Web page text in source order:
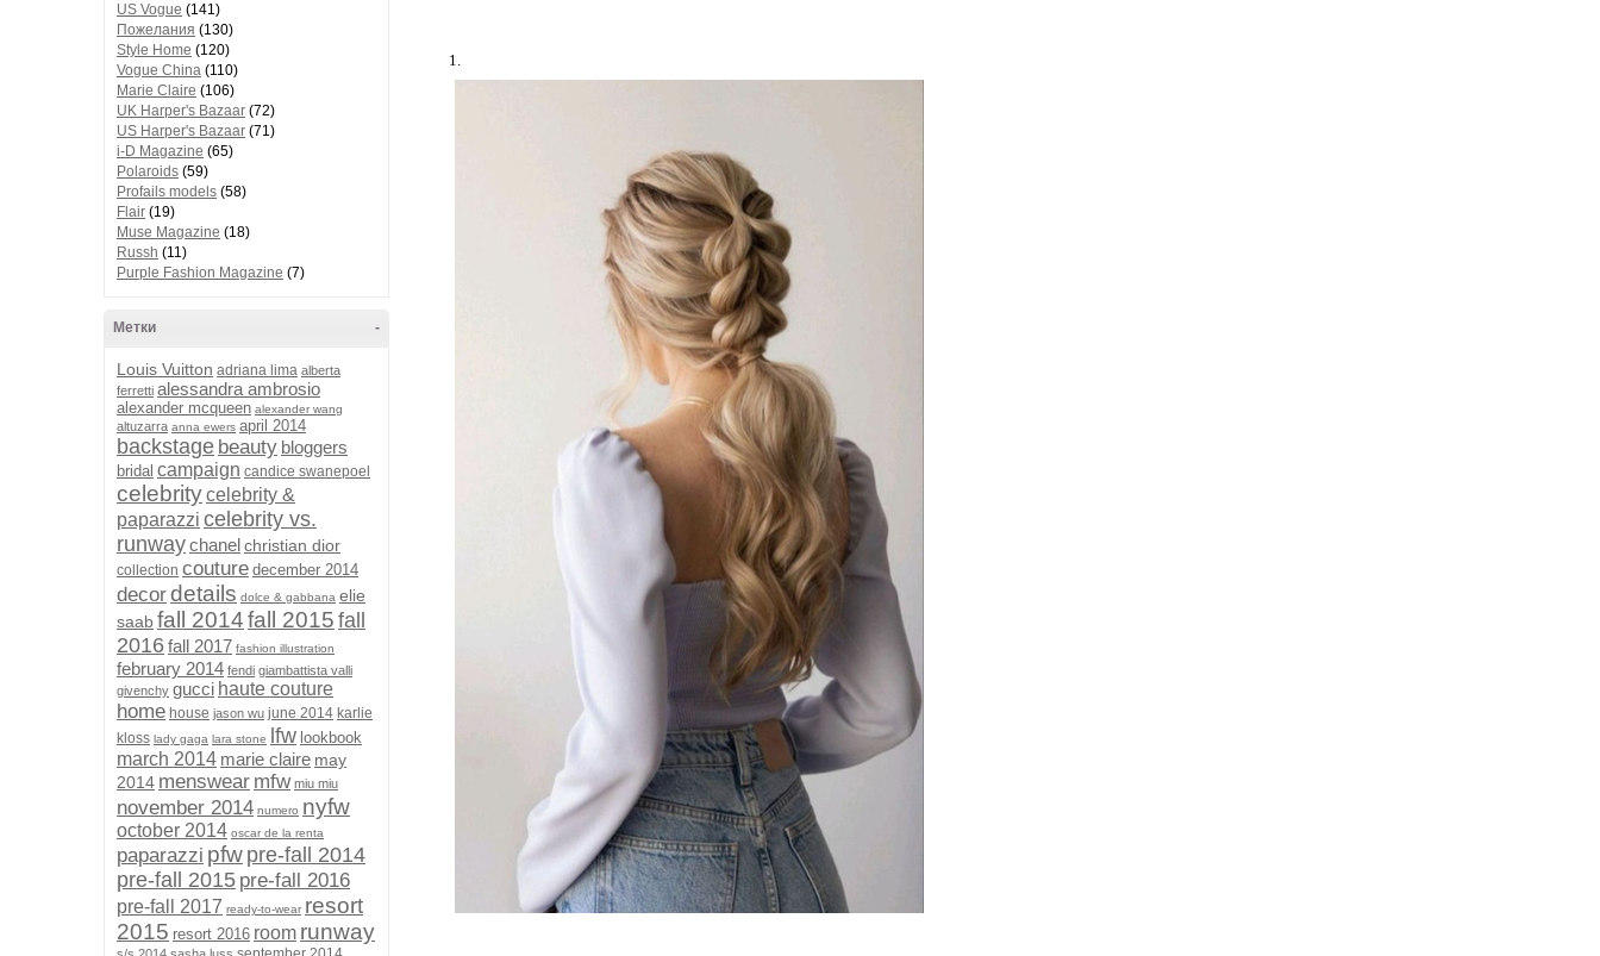
US Vogue (141)
Пожелания (130)
Style Home (120)
Vogue China (110)
Marie Claire (106)
UK Harper's Bazaar (72)
US Harper's Bazaar (71)
i-D Magazine (65)
Polaroids (59)
Profails models (58)
Flair (19)
Muse Magazine (18)
Russh (11)
Purple Fashion Magazine (7)
-
Метки
Louis Vuitton adriana lima alberta
ferretti alessandra ambrosio
alexander mcqueen alexander wang
altuzarra anna ewers april 2014
backstage beauty bloggers
bridal campaign candice swanepoel
celebritycelebrity &
paparazzi celebrity vs.
runwaychanelchristian dior
collection couture december 2014
decordetails dolce & gabbana elie
saabfall 2014fall 2015 fall
2016fall 2017 fashion illustration
february 2014 fendi giambattista valli
givenchy gucci haute couture
home house jason wu june 2014 karlie
kloss lady gaga lara stone lfw lookbook
march 2014 marie claire may
2014 menswear mfw miu miu
november 2014 numero nyfw
october 2014 oscar de la renta
paparazzi pfw pre-fall 2014
pre-fall 2015 pre-fall 2016
pre-fall 2017 ready-to-wear resort
2015 resort 2016 room runway
1.